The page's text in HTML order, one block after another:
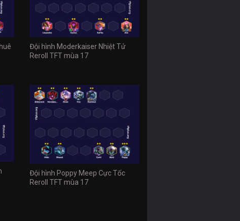
Đội hình Moderkaiser Nhiệt Tử
Reroll TFT mùa 17
Đội hình Poppy Meep Cực Tốc
Reroll TFT mùa 17